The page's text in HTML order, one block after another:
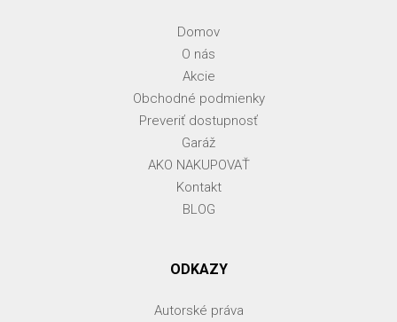
Domov
O nás
Akcie
Obchodné podmienky
Preveriť dostupnosť
Garáž
AKO NAKUPOVAŤ
Kontakt
BLOG
ODKAZY
Autorské práva